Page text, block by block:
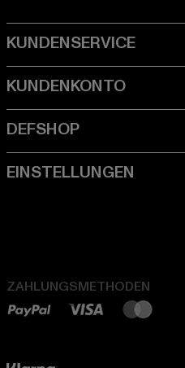
ZAHLUNGSMETHODEN